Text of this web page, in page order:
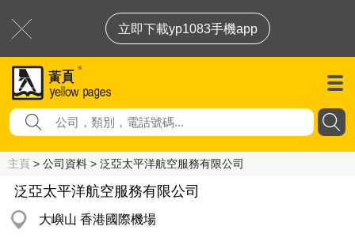
立即下載yp1083手機app
主頁 > 公司資料 > 泛亞太平洋航空服務有限公司
泛亞太平洋航空服務有限公司
大嶼山 香港國際機場